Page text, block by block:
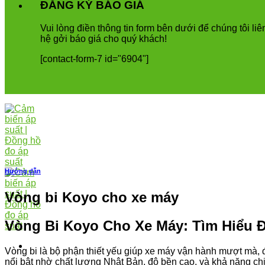
ĐĂNG KÝ BÁO GIÁ
Vui òng điền thông tin form bên dưới để chúng tôi liê
hệ gởi báo giá cho quý khách!
[contact-form-7 id="6904"]
Hướng dẫn
Vòng bi Koyo cho xe máy
Vòng Bi Koyo Cho Xe Máy: Tìm Hiểu
Vòng bi là bộ phận thiết yếu giúp xe máy vận hành mượt
nổi bật nhờ chất lượng Nhật Bản, độ bền cao, và khả năng